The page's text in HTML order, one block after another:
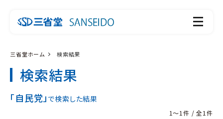
三省堂ホーム 検索結果
検索結果
「自民党」 で検索した結果
1～1件 / 全1件